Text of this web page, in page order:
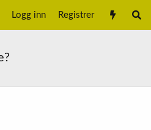
Logg inn Registrer